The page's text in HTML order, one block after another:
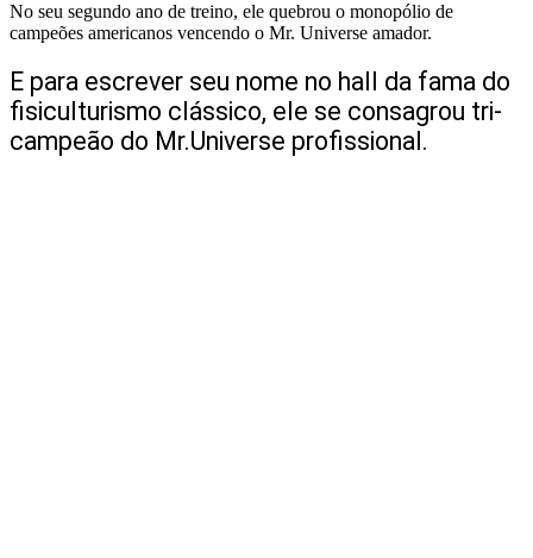
No seu segundo ano de treino, ele quebrou o monopólio de
campeões americanos vencendo o Mr. Universe amador.
E para escrever seu nome no hall da fama do
fisiculturismo clássico, ele se consagrou tri-
campeão do Mr.Universe profissional.